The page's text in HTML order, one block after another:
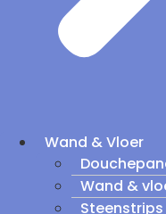
Wand & Vloer
Wand &
Steenstrips